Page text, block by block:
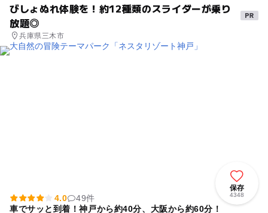
びしょぬれ体験を！約12種類のスライダーが乗り
放題◎
兵庫県三木市
保存
4348
4.0
49件
車でサッと到着！神戸から約40分、大阪から約60分！